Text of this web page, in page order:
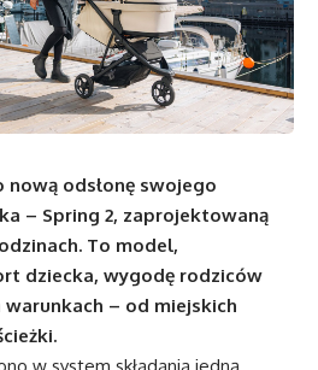
nową odsłonę swojego
– Spring 2, zaprojektowaną
To model,
dziecka, wygodę rodziców
– od miejskich
w system składania jedną